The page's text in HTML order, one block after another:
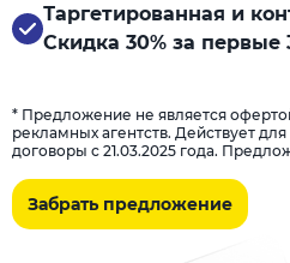
Таргетированная и
Скидка 30% за первые
* Предложение не является
рекламных агентств. Действует
договоры с 21.03.2025 года.
Забрать предложение